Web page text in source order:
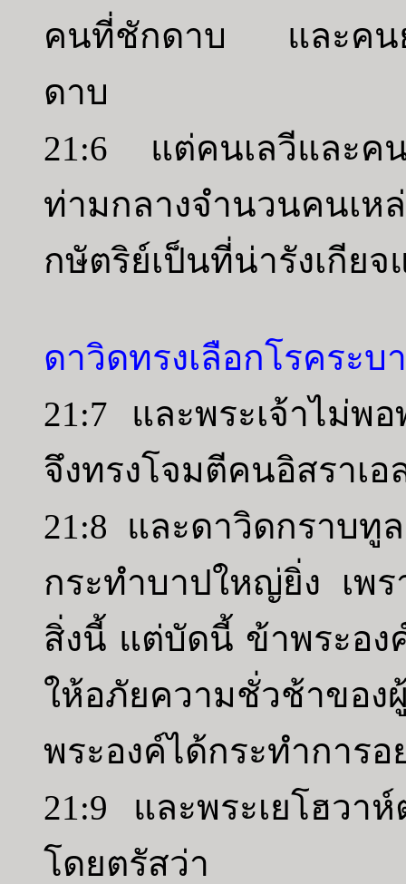
คนที่ชักดาบ และคน
ดาบ
21:6 แต่คนเลวีและ
ท่ามกลางจำนวนคนเห
กษัตริย์เป็นที่น่ารังเกียจ
ดาวิดทรงเลือกโรคระบ
21:7 และพระเจ้าไม่พ
จึงทรงโจมตีคนอิสราเอ
21:8 และดาวิดกราบทู
กระทำบาปใหญ่ยิ่ง เพร
สิ่งนี้ แต่บัดนี้ ข้าพระอง
ให้อภัยความชั่วช้าของ
พระองค์ได้กระทำการอ
21:9 และพระเยโฮวา
โดยตรัสว่า